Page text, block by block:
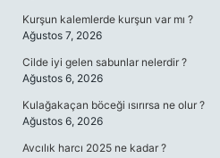
Kurşun kalemlerde kurşun var mı ?
Ağustos 7, 2026
Cilde iyi gelen sabunlar nelerdir ?
Ağustos 6, 2026
Kulağakaçan böceği ısırırsa ne olur ?
Ağustos 6, 2026
Avcılık harcı 2025 ne kadar ?